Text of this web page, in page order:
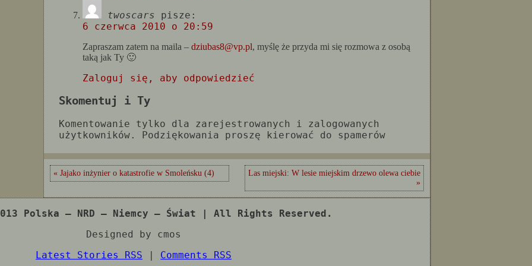
twoscars
pisze:
6 czerwca 2010 o 20:59
Zapraszam zatem na maila – dziubas8@vp.pl, myślę że przyda mi się rozmowa z osobą
taką jak Ty 🙂
Zaloguj się, aby odpowiedzieć
Skomentuj i Ty
Komentowanie tylko dla zarejestrowanych i zalogowanych
użytkowników. Podziękowania proszę kierować do spamerów
« Jajako inżynier o katastrofie w Smoleńsku (4)
Las miejski: W lesie miejskim drzewo olewa ciebie
»
Polska – NRD – Niemcy – Świat | All Rights Reserved.
Designed by cmos
Latest Stories RSS | Comments RSS